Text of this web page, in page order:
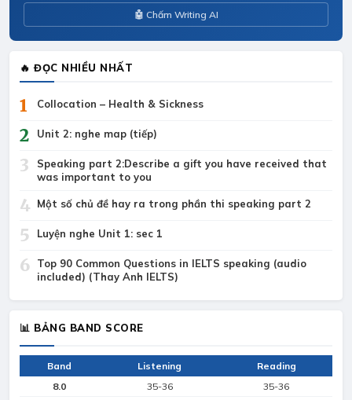
🤖 Chấm Writing AI
🔥 ĐỌC NHIỀU NHẤT
1 Collocation – Health & Sickness
2 Unit 2: nghe map (tiếp)
3
Speaking part 2:Describe a gift you have received that
was important to you
4 Một số chủ đề hay ra trong phần thi speaking part 2
5 Luyện nghe Unit 1: sec 1
6
Top 90 Common Questions in IELTS speaking (audio
included) (Thay Anh IELTS)
📊 BẢNG BAND SCORE
Band Listening
Reading
8.0
35-36 35-36